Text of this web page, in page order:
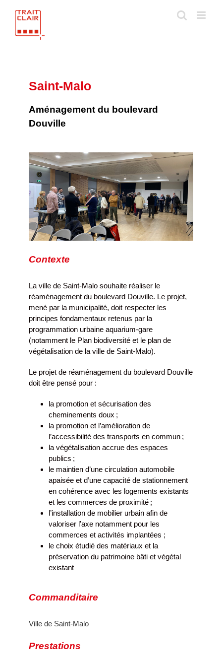
Saint-Malo
Aménagement du boulevard
Douville
Contexte
La ville de Saint-Malo souhaite réaliser le
réaménagement du boulevard Douville. Le projet,
mené par la municipalité, doit respecter les
principes fondamentaux retenus par la
programmation urbaine aquarium-gare
(notamment le Plan biodiversité et le plan de
végétalisation de la ville de Saint-Malo).
Le projet de réaménagement du boulevard Douville
doit être pensé pour :
la promotion et sécurisation des
cheminements doux ;
la promotion et l’amélioration de
l’accessibilité des transports en commun ;
la végétalisation accrue des espaces
publics ;
le maintien d’une circulation automobile
apaisée et d’une capacité de stationnement
en cohérence avec les logements existants
et les commerces de proximité ;
l’installation de mobilier urbain afin de
valoriser l’axe notamment pour les
commerces et activités implantées ;
le choix étudié des matériaux et la
préservation du patrimoine bâti et végétal
existant
Commanditaire
Ville de Saint-Malo
Prestations